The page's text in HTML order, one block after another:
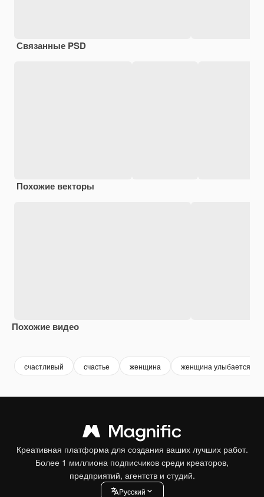
Связанные PSD
Похожие векторы
Похожие видео
счастливый счастье женщина женщина улыбается
Креативная платформа для создания ваших лучших работ.
Более 1 миллиона подписчиков среди креаторов,
предприятий, агентств и студий.
Pусский